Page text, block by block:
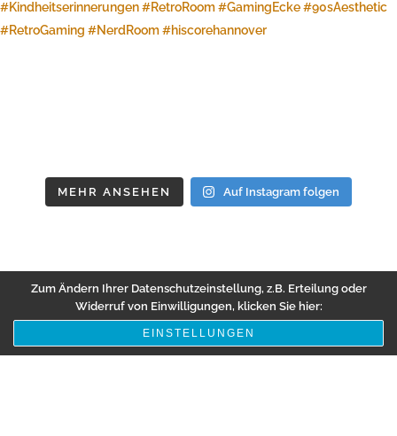
MEHR ANSEHEN Auf Instagram folgen
Zum Ändern Ihrer Datenschutzeinstellung, z.B. Erteilung oder
Widerruf von Einwilligungen, klicken Sie hier:
EINSTELLUNGEN